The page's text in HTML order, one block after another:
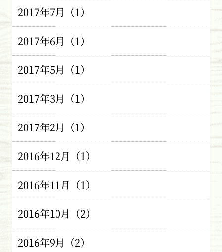
2017年7月（1）
2017年6月（1）
2017年5月（1）
2017年3月（1）
2017年2月（1）
2016年12月（1）
2016年11月（1）
2016年10月（2）
2016年9月（2）